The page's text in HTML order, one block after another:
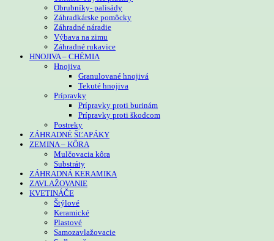
Obrubníky- palisády
Záhradkárske pomôcky
Záhradné náradie
Výbava na zimu
Záhradné rukavice
HNOJIVA – CHÉMIA
Hnojiva
Granulované hnojivá
Tekuté hnojiva
Prípravky
Prípravky proti burinám
Prípravky proti škodcom
Postreky
ZÁHRADNÉ ŠĽAPÁKY
ZEMINA – KÔRA
Mulčovacia kôra
Substráty
ZÁHRADNÁ KERAMIKA
ZAVLAŽOVANIE
KVETINÁČE
Štýlové
Keramické
Plastové
Samozavlažovacie